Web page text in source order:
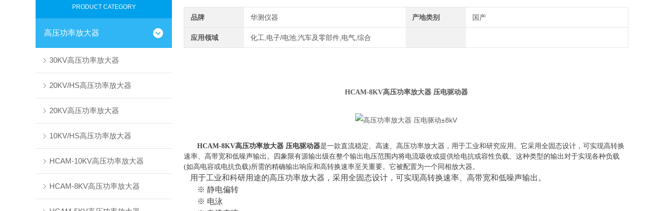
PRODUCT CATEGORY
高压功率放大器
30KV高压功率放大器
20KV/HS高压功率放大器
20KV高压功率放大器
10KV/HS高压功率放大器
HCAM-10KV高压功率放大器
HCAM-8KV高压功率放大器
品牌 华测仪器 产地类别 国产
应用领域 化工,电子/电池,汽车及零部件,电气,综合
HCAM-8KV高压功率放大器 压电驱动器
HCAM-8KV高压功率放大器 压电驱动器是一款直流稳定、高速、高压功率放大器，用于工业和研究应用。它采用全固态设计，可实现高转换
速率、高带宽和低噪声输出。四象限有源输出级在整个输出电压范围内将电流吸收或提供给电抗或容性负载。这种类型的输出对于实现各种负载
(如高电容或电抗负载)所需的精确输出响应和高转换速率至关重要。它被配置为一个同相放大器。
用于工业和科研用途的高压功率放大器，采用全固态设计，可实现高转换速率、高带宽和低噪声输出。
※ 静电偏转
※ 电泳